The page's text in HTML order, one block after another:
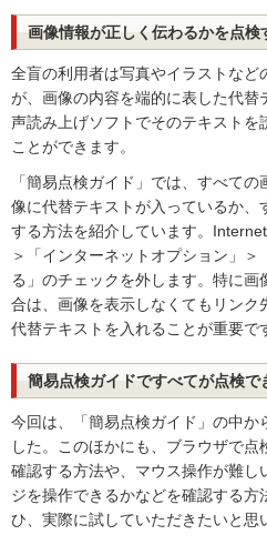
画像情報が正しく伝わるかを点検
全盲の利用者は写真やイラストなど
が、画像の内容を端的に表した代
声読み上げソフトでそのテキストを
ことができます。
「簡易点検ガイド」では、すべて
像に代替テキストが入っているか、
する方法を紹介しています。
＞「インターネットオプション」
る」のチェックを外します。特に
合は、画像を表示しなくてもリンク
代替テキストを入れることが重要で
簡易点検ガイドですべてが点検で
今回は、「簡易点検ガイド」の中か
した。このほかにも、ブラウザで
確認する方法や、マウス操作が難し
ジを操作できるかなどを確認する
ひ、実際に試していただきたいと思